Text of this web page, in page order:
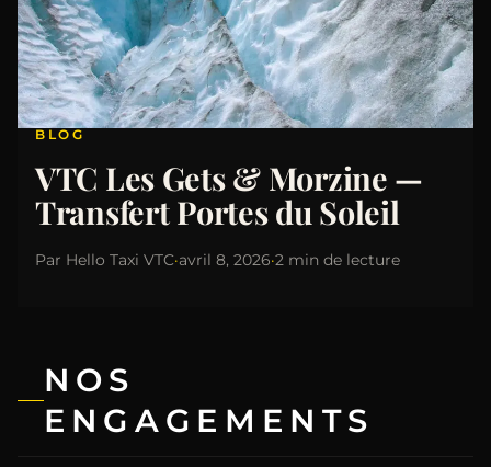
BLOG
VTC Les Gets & Morzine —
Transfert Portes du Soleil
Par Hello Taxi VTC·avril 8, 2026·2 min de lecture
NOS
ENGAGEMENTS